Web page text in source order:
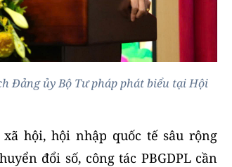
Đảng ủy Bộ Tư pháp phát biểu tại Hội
hội, hội nhập quốc tế sâu rộng
đổi số, công tác PBGDPL cần